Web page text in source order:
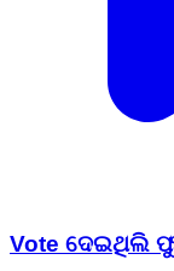
Vote ଦେଇଥିଲି